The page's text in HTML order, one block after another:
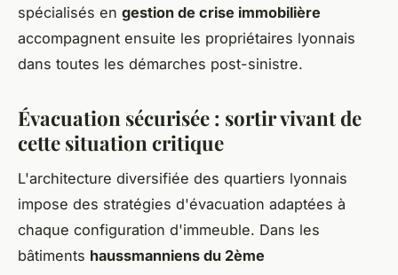
spécialisés en gestion de crise immobilière
accompagnent ensuite les propriétaires lyonnais
dans toutes les démarches post-sinistre.
Évacuation sécurisée : sortir vivant de
cette situation critique
L'architecture diversifiée des quartiers lyonnais
impose des stratégies d'évacuation adaptées à
chaque configuration d'immeuble. Dans les
bâtiments haussmanniens du 2ème